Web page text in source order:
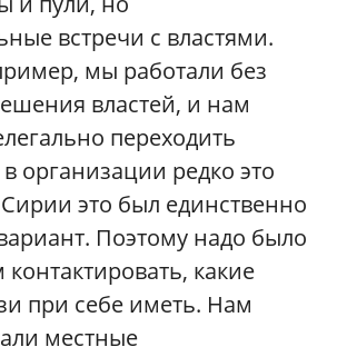
встречи с властями.
мы работали без
властей, и нам
переходить
организации редко это
это был единственно
Поэтому надо было
контактировать, какие
при себе иметь. Нам
местные